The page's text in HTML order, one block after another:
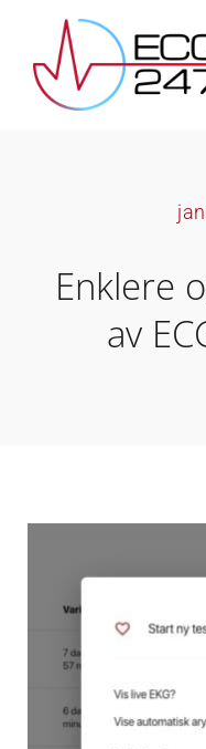
content
AktueltEnklere
av